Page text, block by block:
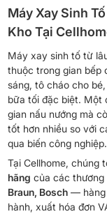
Máy Xay Sinh
Kho Tại
Máy xay sinh tố từ
thuộc trong gian bếp
sáng, tô cháo cho
bữa tối đặc biệt. Một
gian nấu nướng mà
tốt hơn nhiều so với
qua biến công nghiệp.
Tại Cellhome, chúng
hãng của các thương
Braun, Bosch— hàng
hành, xuất hóa đơn